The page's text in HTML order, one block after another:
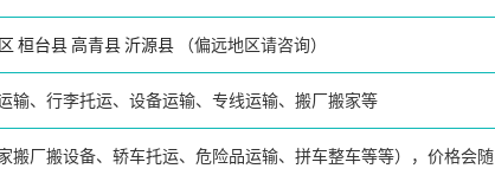
桓台县高青县沂源县 （偏远地区请咨询）
输、行李托运、设备运输、专线运输、搬厂搬家等
搬厂搬设备、轿车托运、危险品运输、拼车整车等等），价格会随